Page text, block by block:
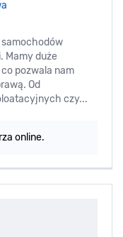
samochodów
Mamy duże
pozwala nam
Od
czy...
online.